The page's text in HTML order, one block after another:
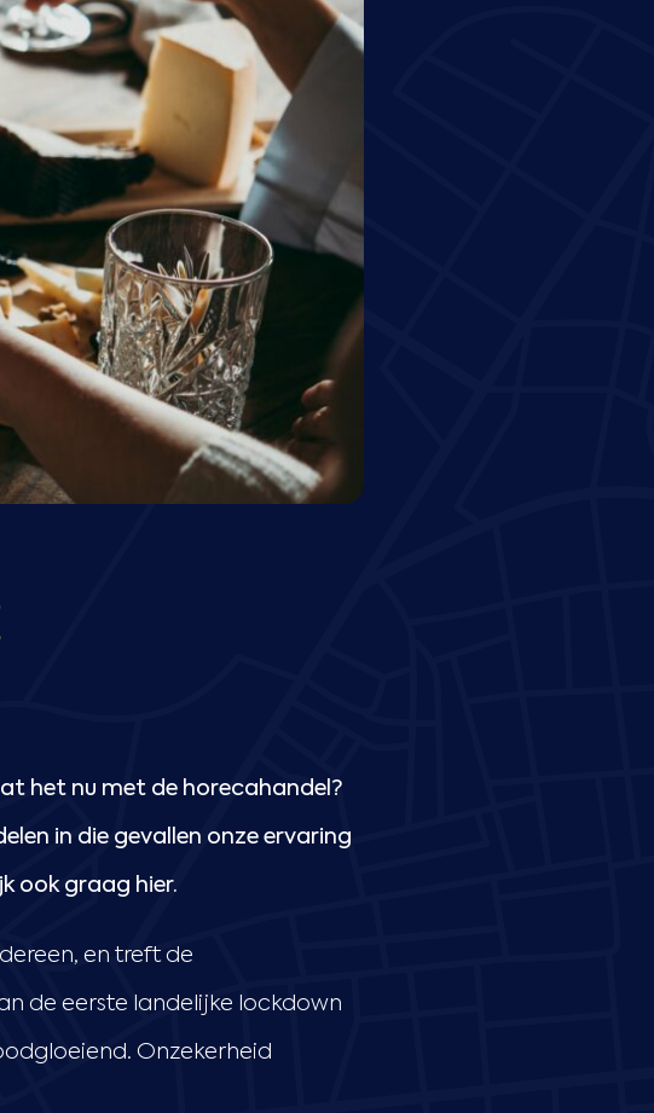
het nu met de horecahandel?
in die gevallen onze ervaring
ook graag hier.
en treft de
de eerste landelijke lockdown
Onzekerheid